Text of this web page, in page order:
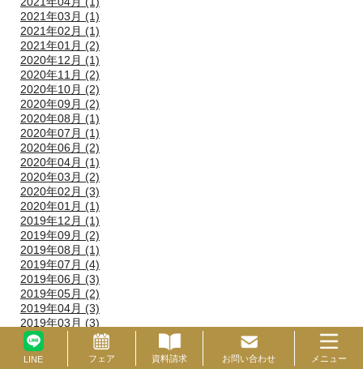
ブライダルフェア 資料請求 お問い合わせ
2021年03月 (1)
2021年02月 (1)
2021年01月 (2)
2020年12月 (1)
2020年11月 (2)
2020年10月 (2)
2020年09月 (2)
2020年08月 (1)
2020年07月 (1)
2020年06月 (2)
2020年04月 (1)
2020年03月 (2)
2020年02月 (3)
2020年01月 (1)
2019年12月 (1)
2019年09月 (2)
2019年08月 (1)
2019年07月 (4)
2019年06月 (3)
2019年05月 (2)
2019年04月 (3)
2019年03月 (3)
2019年02月 (2)
2019年01月 (1)
LINE フェア 資料請求 お問い合わせ メニュー